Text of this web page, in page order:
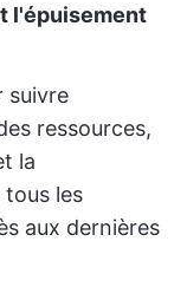
l'épuisement
suivre
ressources,
la
les
aux dernières